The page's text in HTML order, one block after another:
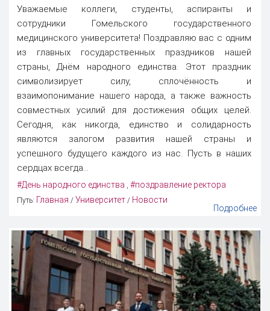
Уважаемые коллеги, студенты, аспиранты и
сотрудники Гомельского государственного
медицинского университета! Поздравляю вас с одним
из главных государственных праздников нашей
страны, Днём народного единства. Этот праздник
символизирует силу, сплочённость и
взаимопонимание нашего народа, а также важность
совместных усилий для достижения общих целей.
Сегодня, как никогда, единство и солидарность
являются залогом развития нашей страны и
успешного будущего каждого из нас. Пусть в наших
сердцах всегда...
#День народного единства , #поздравление ректора
Путь: Главная / Университет / Новости
Подробнее